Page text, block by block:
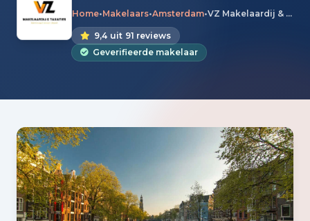
Home•Makelaars•Amsterdam• VZ Makelaardij & Taxaties
9,4 uit 91 reviews
Geverifieerde makelaar